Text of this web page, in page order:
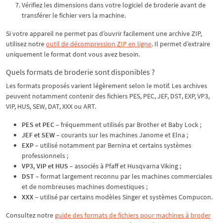
Vérifiez les dimensions dans votre logiciel de broderie avant de
transférer le fichier vers la machine.
Si votre appareil ne permet pas d’ouvrir facilement une archive ZIP,
utilisez notreoutil de décompression ZIP en ligne. Il permet d’extraire
uniquement le format dont vous avez besoin.
Quels formats de broderie sont disponibles ?
Les formats proposés varient légèrement selon le motif. Les archives
peuvent notamment contenir des fichiers PES, PEC, JEF, DST, EXP, VP3,
VIP, HUS, SEW, DAT, XXX ou ART.
PES et PEC– fréquemment utilisés par Brother et Baby Lock ;
JEF et SEW– courants sur les machines Janome et Elna ;
EXP– utilisé notamment par Bernina et certains systèmes
professionnels ;
VP3, VIP et HUS – associés à Pfaff et Husqvarna Viking ;
DST– format largement reconnu par les machines commerciales
et de nombreuses machines domestiques ;
XXX– utilisé par certains modèles Singer et systèmes Compucon.
Consultez notre guide des formats de fichiers pour machines à broder